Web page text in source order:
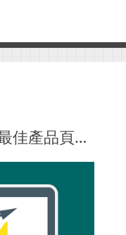
網頁設計師是如何建立最佳產品頁面設計